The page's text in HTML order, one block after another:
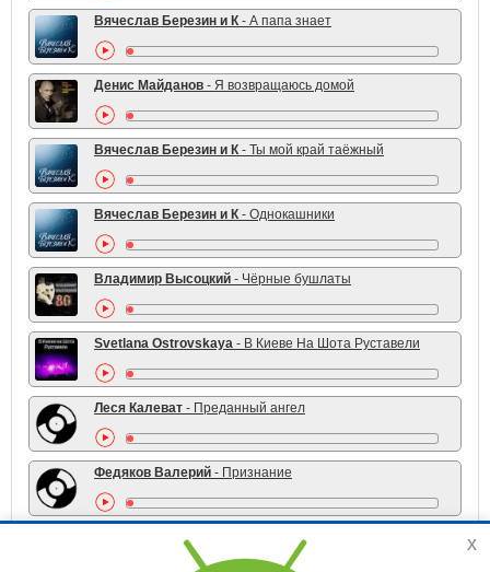
Вячеслав Березин и К - А папа знает
Денис Майданов - Я возвращаюсь домой
Вячеслав Березин и К - Ты мой край таёжный
Вячеслав Березин и К - Однокашники
Владимир Высоцкий - Чёрные бушлаты
Svetlana Ostrovskaya - В Киеве На Шота Руставели
Леся Калеват - Преданный ангел
Федяков Валерий - Признание
x